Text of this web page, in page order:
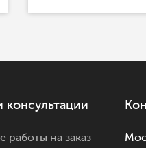
на заказ